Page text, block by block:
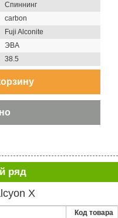
Спиннинг
carbon
Fuji Alconite
ЭВА
38.5
ряд
X
Код товара